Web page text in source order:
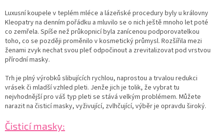
Luxusní koupele v teplém mléce a lázeňské procedury byly u královny
Kleopatry na denním pořádku a mluvilo se o nich ještě mnoho let poté
co zemřela. Spíše než průkopnicí byla zanícenou podporovatelkou
toho, co se později proměnilo v kosmetický průmysl. Rozšířila mezi
ženami zvyk nechat svou pleť odpočinout a zrevitalizovat pod vrstvou
přírodní masky.
Trh je plný výrobků slibujících rychlou, naprostou a trvalou redukci
vrásek či mladší vzhled pleti. Jenže jich je tolik, že vybrat tu
nejvhodnější pro váš typ pleti se stává velkým problémem. Můžete
narazit na čisticí masky, vyživující, zvlhčující, výběr je opravdu široký.
Čisticí masky: